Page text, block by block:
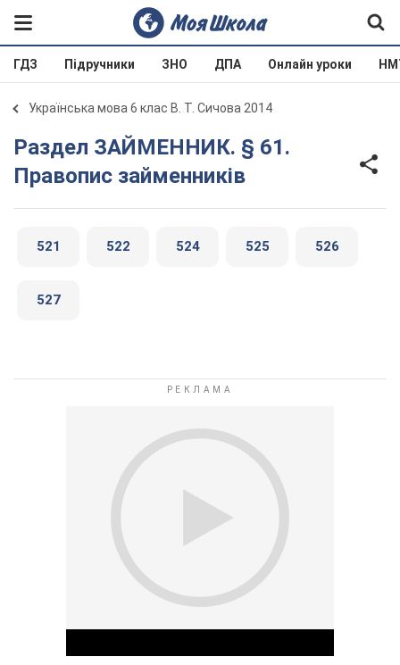
ГДЗ Підручники ЗНО ДПА Онлайн уроки
Українська мова 6 клас В. Т. Сичова 2014
Раздел ЗАЙМЕННИК. § 61.
Правопис займенників
521 522 524 525 526
527